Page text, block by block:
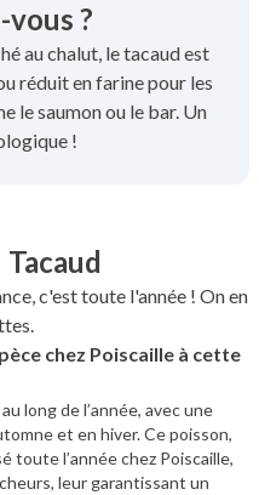
vous ?
au chalut, le tacaud est
réduit en farine pour les
le saumon ou le bar. Un
!
c'est toute l'année ! On en
chez Poiscaille à cette
long de l’année, avec une
et en hiver. Ce poisson,
toute l’année chez Poiscaille,
leur garantissant un